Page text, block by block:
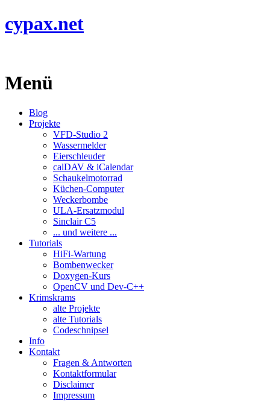
cypax.net
Menü
Blog
Projekte
VFD-Studio 2
Wassermelder
Eierschleuder
calDAV & iCalendar
Schaukelmotorrad
Küchen-Computer
Weckerbombe
ULA-Ersatzmodul
Sinclair C5
... und weitere ...
Tutorials
HiFi-Wartung
Bombenwecker
Doxygen-Kurs
OpenCV und Dev-C++
Krimskrams
alte Projekte
alte Tutorials
Codeschnipsel
Info
Kontakt
Fragen & Antworten
Kontaktformular
Disclaimer
Impressum